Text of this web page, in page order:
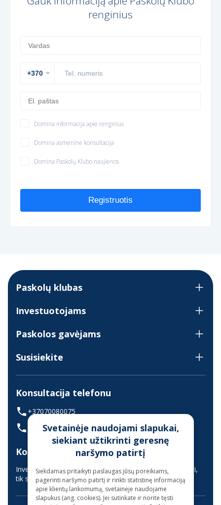
renginius
Domina informacija apie renginius
Domina asmeninė konsultacija
Domina Paskolų Klubo naujienos
Registruotis
Paskolų klubas
Investuotojams
Paskolos gavėjams
Susisiekite
Konsultacija telefonu
+37070080075
(skambinant iš užsienio +37068700300)
Konsultavimas gyvai
Investuotojų aptarnavimas vyksta nuotoliniu būdu (gyvai,
tik suderinus laiką iš anksto)
Svetainėje naudojami slapukai,
siekiant užtikrinti geresnę
naršymo patirtį
Siekdamas pritaikyti paslaugas jūsų poreikiams,
pagerinti naršymo patirtį ir rinkti statistinę informaciją
apie klientų lankomumą, svetainėje naudojame
slapukus (ang. cookies). Jei sutinkate ir norite tęsti